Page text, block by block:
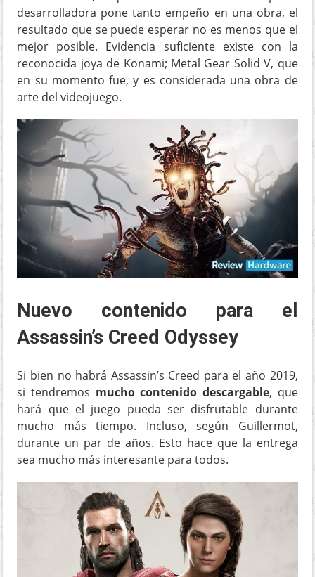
desarrolladora pone tanto empeño en una obra, el
resultado que se puede esperar no es menos que el
mejor posible. Evidencia suficiente existe con la
reconocida joya de Konami; Metal Gear Solid V, que
en su momento fue, y es considerada una obra de
arte del videojuego.
Nuevo contenido para el
Assassin’s Creed Odyssey
Si bien no habrá Assassin’s Creed para el año 2019,
si tendremos mucho contenido descargable, que
hará que el juego pueda ser disfrutable durante
mucho más tiempo. Incluso, según Guillermot,
durante un par de años. Esto hace que la entrega
sea mucho más interesante para todos.